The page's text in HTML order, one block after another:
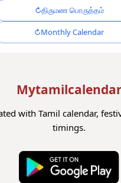
திருமண பொருத்தம்
Monthly Calendar
Mytamilcalendar
with Tamil calendar,
timings.